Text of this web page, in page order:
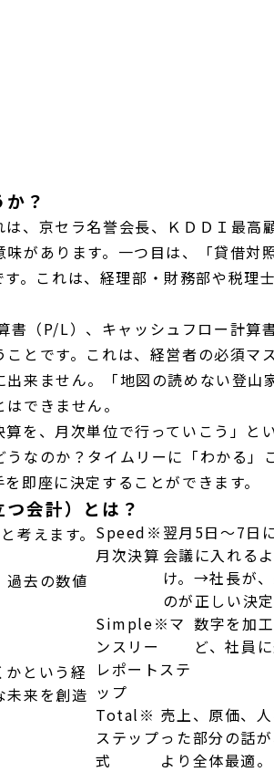
？
、京セラ名誉会長、ＫＤＤＩ最
があります。一つ目は、「貸借
。これは、経理部・財務部や税理
（P/L）、キャッシュフロー計
とです。これは、経営者の必須マ
来ません。「地図の読めない登
できません。
を、月次単位で行っていこう」
なのか？タイムリーに「わかる
即座に決定することができます。
会計）とは？
考えます。
過去の数値
という経
未来を創造
Speed ※
月次決算
翌月5日～7日
会議に入れる
け。→社長が
のが正しい決
Simple※マ
ンスリー
レポートステ
ップ
数字を加
ど、社員
Total ※
ステップ
式
売上、原価、
った部分の話
より全体最適。